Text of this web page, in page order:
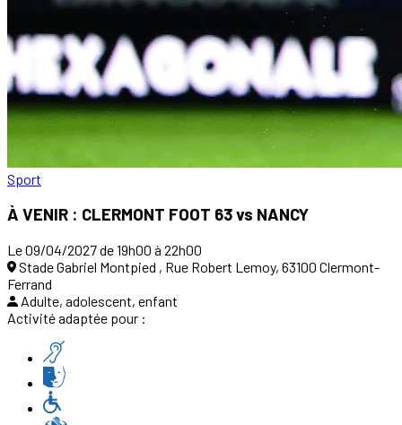
Sport
À VENIR : CLERMONT FOOT 63 vs NANCY
Le 09/04/2027 de 19h00 à 22h00
Stade Gabriel Montpied , Rue Robert Lemoy, 63100 Clermont-
Ferrand
Adulte, adolescent, enfant
Activité adaptée pour :